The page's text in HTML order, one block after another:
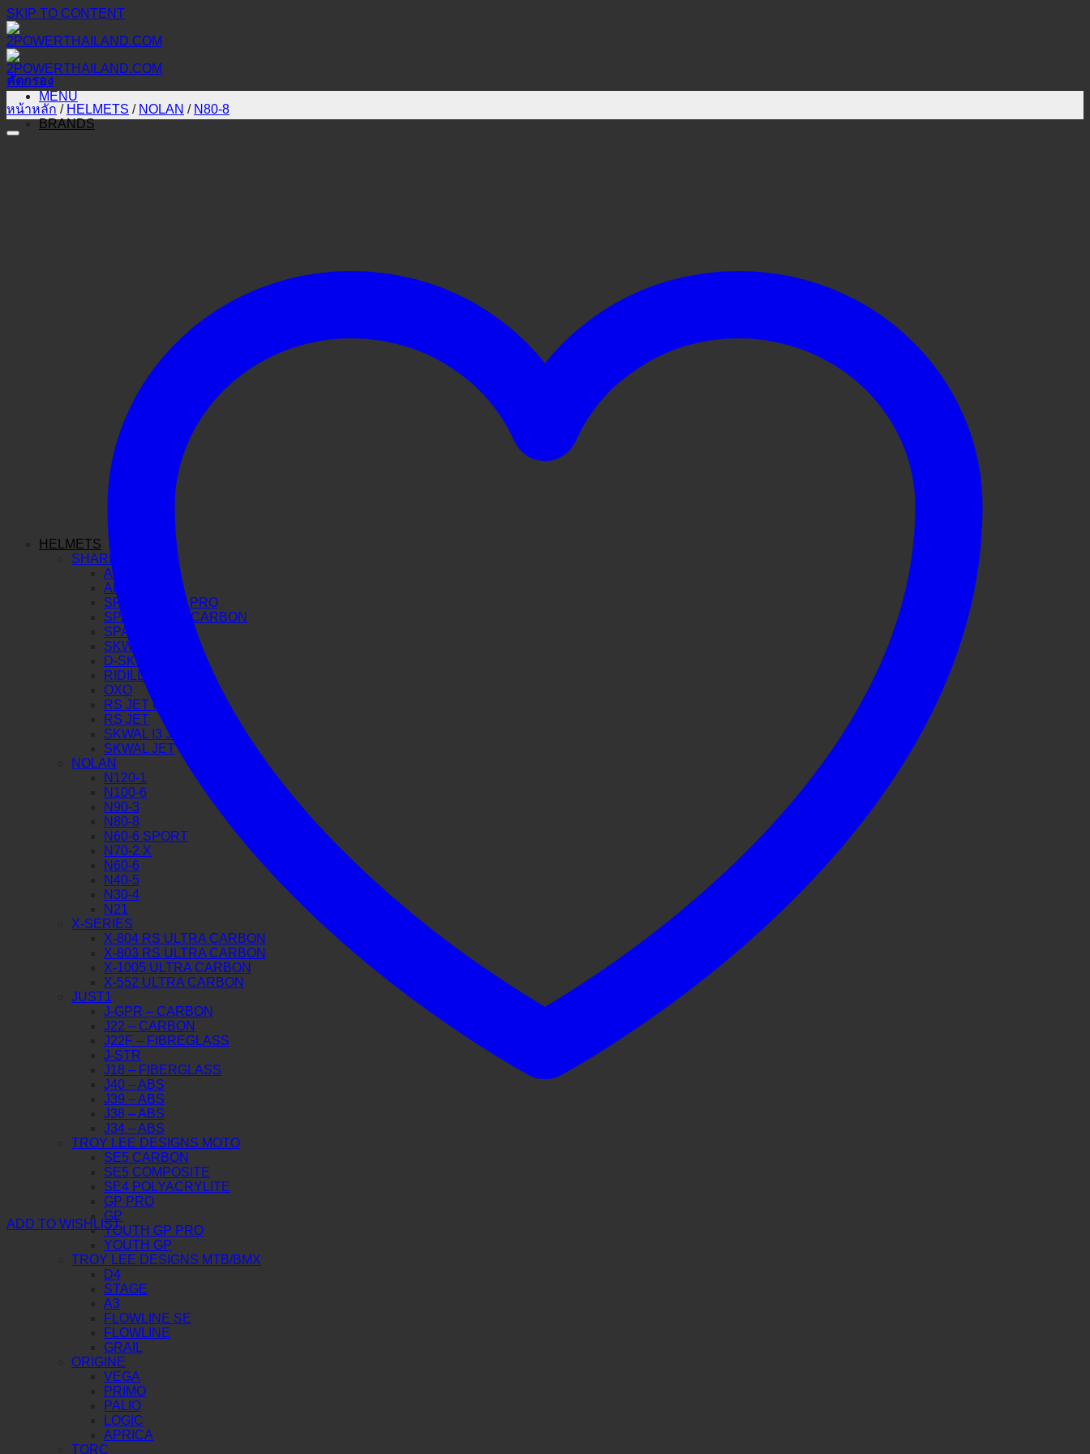
SKIP TO CONTENT
MENU
BRANDS
HELMETS
SHARK
AERON GP
AERON
SPARTAN GT PRO
SPARTAN RS CARBON
SPARTAN RS
SKWAL I3
D-SKWAL 3
RIDILL 2
OXO
RS JET CARBON
RS JET
SKWAL I3 JET
SKWAL JET
NOLAN
N120-1
N100-6
N90-3
N80-8
N60-6 SPORT
N70-2 X
N60-6
N40-5
N30-4
N21
X-SERIES
X-804 RS ULTRA CARBON
X-803 RS ULTRA CARBON
X-1005 ULTRA CARBON
X-552 ULTRA CARBON
JUST1
J-GPR – CARBON
J22 – CARBON
J22F – FIBREGLASS
J-STR
J18 – FIBERGLASS
J40 – ABS
J39 – ABS
J38 – ABS
J34 – ABS
TROY LEE DESIGNS MOTO
SE5 CARBON
SE5 COMPOSITE
SE4 POLYACRYLITE
GP PRO
GP
YOUTH GP PRO
YOUTH GP
TROY LEE DESIGNS MTB/BMX
D4
STAGE
A3
FLOWLINE SE
FLOWLINE
GRAIL
ORIGINE
VEGA
PRIMO
PALIO
LOGIC
APRICA
TORC
คัดกรอง
หน้าหลัก / HELMETS / NOLAN / N80-8
ADD TO WISHLIST